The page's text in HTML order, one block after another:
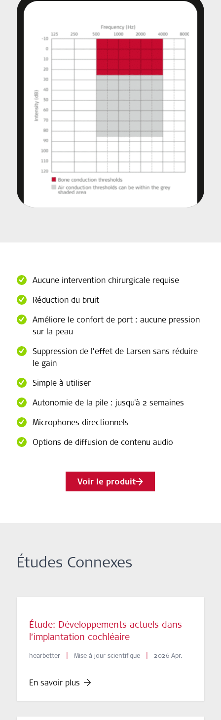
Aucune intervention chirurgicale requise
Réduction du bruit
Améliore le confort de port : aucune pression
sur la peau
Suppression de l’effet de Larsen sans réduire
le gain
Simple à utiliser
Autonomie de la pile : jusqu'à 2 semaines
Microphones directionnels
Options de diffusion de contenu audio
Voir le produit
Études Connexes
Étude: Développements actuels dans
l’implantation cochléaire
hearbetter | Mise à jour scientifique | 2026 Apr.
En savoir plus